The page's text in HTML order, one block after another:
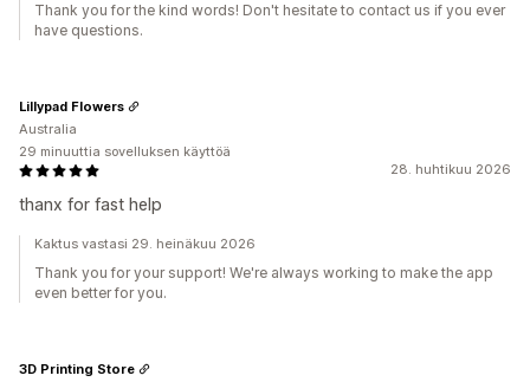
Thank you for the kind words! Don't hesitate to contact us if you ever
have questions.
28. huhtikuu 2026
thanx for fast help
Lillypad Flowers
Australia
29 minuuttia sovelluksen käyttöä
Kaktus vastasi 29. heinäkuu 2026
Thank you for your support! We're always working to make the app
even better for you.
3D Printing Store